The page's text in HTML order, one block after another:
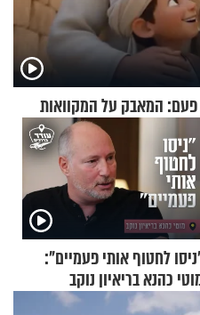
המאבק על המקוואות
לחטוף אותי פעמיים":
כהנא בריאיון נוקב